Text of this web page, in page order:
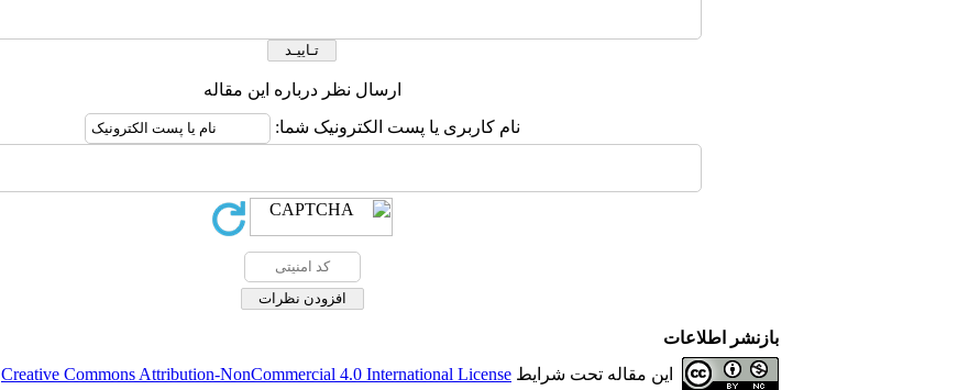
ارسال نظر درباره این مقاله
نام کاربری یا پست الکترونیک شما:
بازنشر اطلاعات
این مقاله تحت شرایط Creative Commons Attribution-NonCommercial 4.0 International License